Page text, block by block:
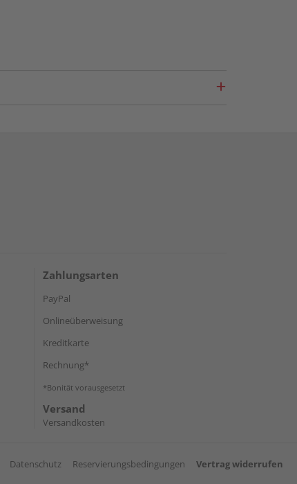
Zahlungsarten
PayPal
Onlineüberweisung
Kreditkarte
Rechnung*
*Bonität vorausgesetzt
Versand
Versandkosten
Datenschutz Reservierungsbedingungen Vertrag widerrufen